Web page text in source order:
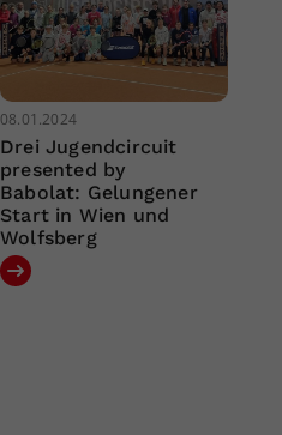
08.01.2024
Drei Jugendcircuit
presented by
Babolat: Gelungener
Start in Wien und
Wolfsberg